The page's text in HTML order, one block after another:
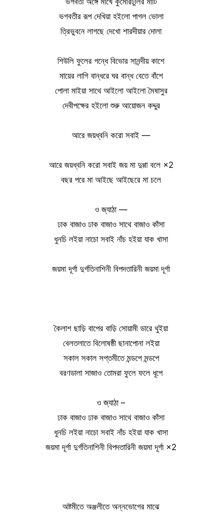
ভগবতীর রূপ দেখিয়া হইলো পাগল ভোলা
ত্রিভুবনে লাগছে দেখো শারদীয়ার দোলা
শিউলি ফুলের গন্ধে বিভোর সানন্দীয় কাশে
মায়ের লাগি বান্ধরে ঘর বান্ধ বেতে বাঁশে
পোলা মাইয়া সাথে আইলো আইলো মৈষাসুর
দেবীপক্ষের হইলো শুরু আয়োজন কদ্দুর
আরে জয়ধ্বনি করো সবাই —
আরে জয়ধ্বনি করো সবাই জয় মা দুগ্গা বলে ×2
বছর পরে মা আইছে আইছেরে মা চলে
ও জ্যাঠা —
ঢাক বাজাও ঢাক বাজাও সাথে বাজাও কাঁসা
ধুনচি লইয়া নাচো সবাই নাঁচ হইয়া যাক খাসা
জয়মা দূর্গা দুর্গতিনাশিনী বিপদতারিনী জয়মা দূর্গা
কৈলাশ ছাড়ি বাপের বাড়ি সোয়ামী ডারে থুইয়া
বেলতলাতে বিলোষষ্ঠী ছানাপোনা লইয়া
সকাল সকাল সপ্তমীতে মন্ডপে মন্ডপে
বরণডালা সাজাও তোমরা ফুলে ফলে ধূপে
ও জ্যাঠা –
ঢাক বাজাও ঢাক বাজাও সাথে বাজাও কাঁসা
ধুনচি লইয়া নাচো সবাই নাঁচ হইয়া যাক খাসা
জয়মা দূর্গা দুর্গতিনাশিনী বিপদতারিনী জয়মা দূর্গা ×2
অষ্টমীতে অঞ্জলীতে অন্নভোগের মাঝে